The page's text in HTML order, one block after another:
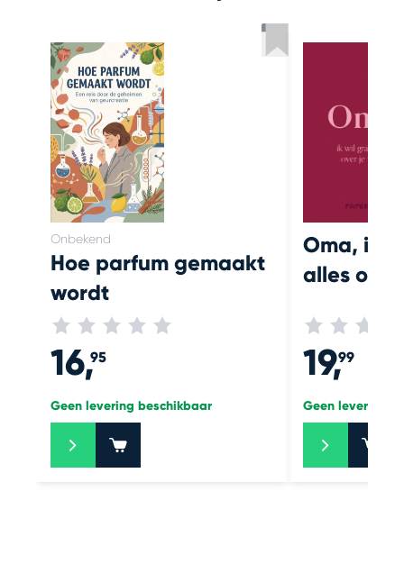
Onbekend
Hoe parfum gemaakt
wordt
16,95
Geen levering beschikbaar
+
Oma, ik
alles
19,99
Geen levering
+